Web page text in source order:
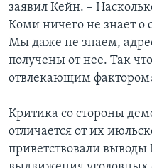
заявил Кейн. –
Коми ничего не знает о
Мы даже не знаем,
получены от нее. Так что
отвлекающим
Критика со стороны
отличается от их
приветствовали